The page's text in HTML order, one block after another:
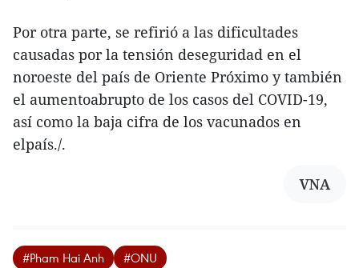
Por otra parte, se refirió a las dificultades
causadas por la tensión deseguridad en el
noroeste del país de Oriente Próximo y también
el aumentoabrupto de los casos del COVID-19,
así como la baja cifra de los vacunados en
elpaís./.
VNA
#Pham Hai Anh #ONU